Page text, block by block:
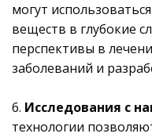
могут
веществ в глубокие
перспективы в
заболеваний и
6. Исследования с
технологии